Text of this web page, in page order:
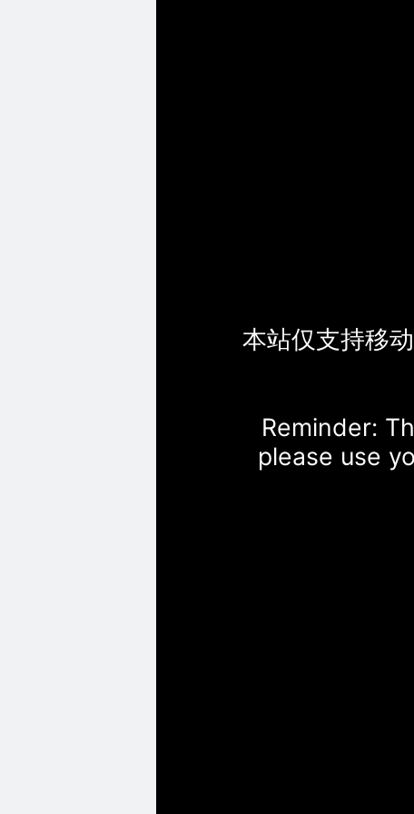
本站仅支持移
Reminder:
please use